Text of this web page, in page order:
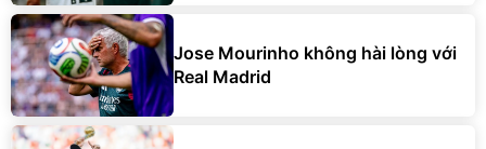
Jose Mourinho không hài lòng với
Real Madrid